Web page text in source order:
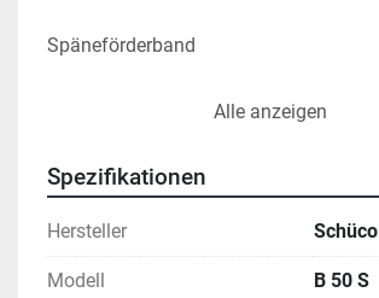
Späneförderband
Gewicht: ca. 2.800 kgAlle anzeigen
Spezifikationen
Hersteller Schüco
Modell B 50 S